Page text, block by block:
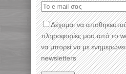
Δέχομαι να
πληροφορίες μου από το
να μπορεί να με
newsletters